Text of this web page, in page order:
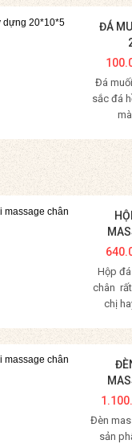
ĐÁ
Đá
sắc đá
Hộp
chân
chị
Đèn
sản